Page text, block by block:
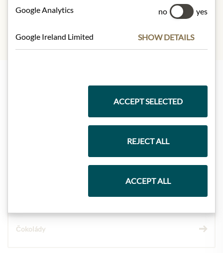
Salt: 0,20 g
Čokolády
Google Analytics no yes
Google Ireland Limited SHOW DETAILS
ACCEPT SELECTED
REJECT ALL
ACCEPT ALL